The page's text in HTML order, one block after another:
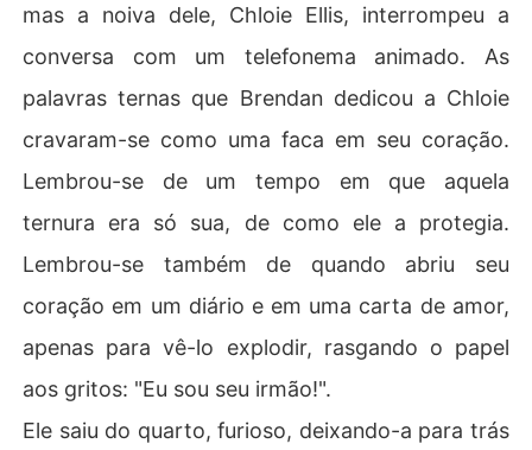
mas a noiva dele, Chloie Ellis, interrompeu a
conversa com um telefonema animado. As
palavras ternas que Brendan dedicou a Chloie
cravaram-se como uma faca em seu coração.
Lembrou-se de um tempo em que aquela
ternura era só sua, de como ele a protegia.
Lembrou-se também de quando abriu seu
coração em um diário e em uma carta de amor,
apenas para vê-lo explodir, rasgando o papel
aos gritos: "Eu sou seu irmão!".
Ele saiu do quarto, furioso, deixando-a para trás